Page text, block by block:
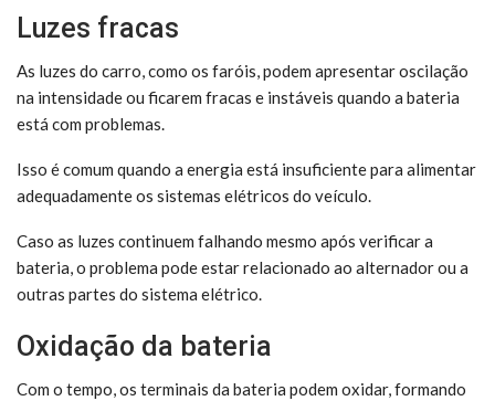
Luzes fracas
As luzes do carro, como os faróis, podem apresentar oscilação
na intensidade ou ficarem fracas e instáveis quando a bateria
está com problemas.
Isso é comum quando a energia está insuficiente para alimentar
adequadamente os sistemas elétricos do veículo.
Caso as luzes continuem falhando mesmo após verificar a
bateria, o problema pode estar relacionado ao alternador ou a
outras partes do sistema elétrico.
Oxidação da bateria
Com o tempo, os terminais da bateria podem oxidar, formando